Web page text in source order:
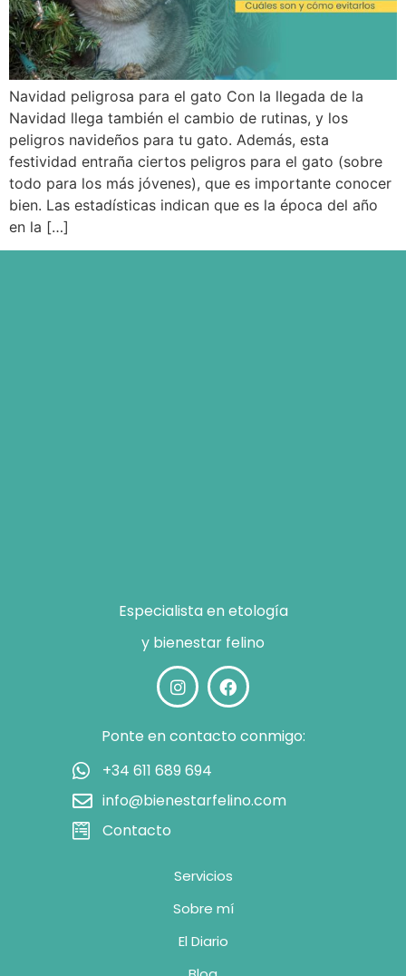
Navidad peligrosa para el gato Con la llegada de la
Navidad llega también el cambio de rutinas, y los
peligros navideños para tu gato. Además, esta
festividad entraña ciertos peligros para el gato (sobre
todo para los más jóvenes), que es importante conocer
bien. Las estadísticas indican que es la época del año
en la […]
Especialista en etología
y bienestar felino
Ponte en contacto conmigo:
+34 611 689 694
info@bienestarfelino.com
Contacto
Servicios
Sobre mí
El Diario